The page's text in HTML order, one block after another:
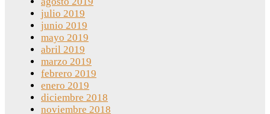
julio 2019
junio 2019
mayo 2019
abril 2019
marzo 2019
febrero 2019
enero 2019
diciembre 2018
noviembre 2018